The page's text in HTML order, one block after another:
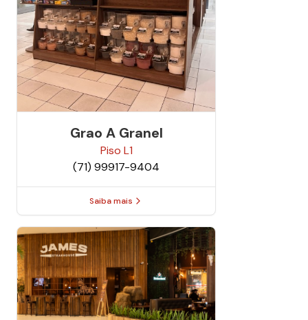
Grao A Granel
Piso L1
(71) 99917-9404
Saiba mais